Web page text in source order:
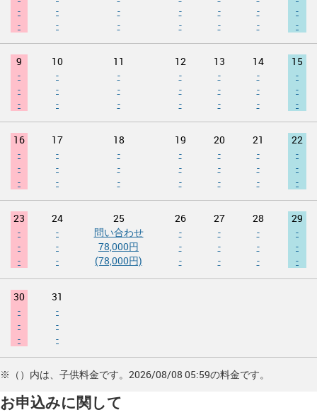
-
-
-
-
-
-
-
-
-
-
-
-
-
-
9
-
-
-
10
-
-
-
11
-
-
-
12
-
-
-
13
-
-
-
14
-
-
-
15
-
-
-
16
-
-
-
17
-
-
-
18
-
-
-
19
-
-
-
20
-
-
-
21
-
-
-
22
-
-
-
23
-
-
-
24
-
-
-
25
問い合わせ
78,000円
(78,000円)
26
-
-
-
27
-
-
-
28
-
-
-
29
-
-
-
30
-
-
-
31
-
-
-
※（）内は、子供料金です。2026/08/08 05:59の料金です。
お申込みに関して